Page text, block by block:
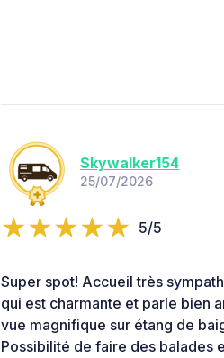
Skywalker154
25/07/2026
5/5
Super spot! Accueil très
qui est charmante et parle bien
vue magnifique sur étang de
Possibilité de faire des balades